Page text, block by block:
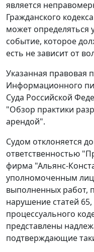
является
Гражданского
может определяться
событие, которое
есть не зависит от
Указанная правовая
Информационного
Суда Российской
"Обзор практики
арендой".
Судом отклоняется
ответственностью
фирма "Альянс-
уполномоченным
выполненных работ,
нарушение статей 65,
процессуального
представлены
подтверждающие